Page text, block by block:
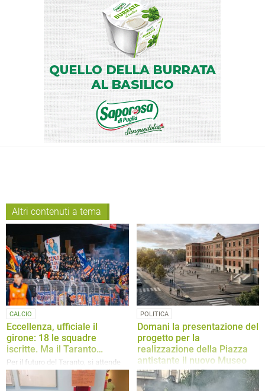
Altri contenuti a tema
CALCIO
Eccellenza, ufficiale il
girone: 18 le squadre
iscritte. Ma il Taranto…
Per il futuro del Taranto, si attende
l’esito della seconda delle due
domande di ripescaggio presentate
POLITICA
Domani la presentazione del
progetto per la
realizzazione della Piazza
antistante il nuovo Museo
nell’edificio “Mazzini”
Ad intervenire saranno il Sindaco di